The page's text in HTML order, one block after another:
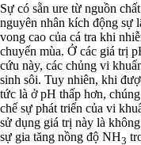
Sự có sẵn ure từ nguồn
nguyên nhân kích động sự
vong cao của cá tra khi
chuyển mùa. Ở các giá trị
cứu này, các chủng vi
sinh sôi. Tuy nhiên, khi
tức là ở pH thấp hơn,
chế sự phát triển của vi
sử dụng giá trị này là
sự gia tăng nồng độ NH3